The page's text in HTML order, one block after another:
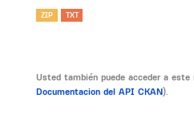
ZIP TXT
Usted también puede acceder a
Documentacion del API CKAN).